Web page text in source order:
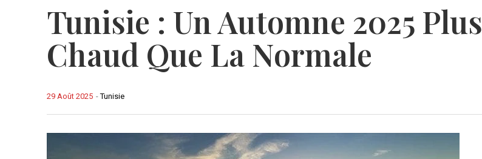
Tunisie : Un Automne 2025 Plus
Chaud Que La Normale
-Tunisie
29 Août 2025